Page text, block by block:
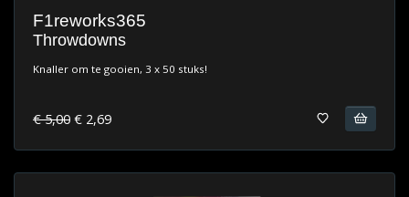
F1reworks365
Throwdowns
Knaller om te gooien, 3 x 50 stuks!
€ 5,00 € 2,69